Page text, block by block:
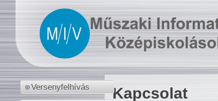
Versenyfelhívás Kapcsolat